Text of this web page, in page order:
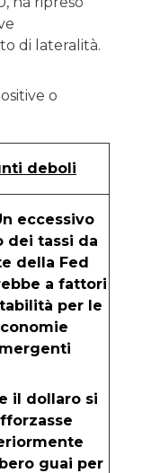
di lateralità.
o
deboli
eccessivo
dei tassi da
della Fed
a fattori
per le
il dollaro si
guai per